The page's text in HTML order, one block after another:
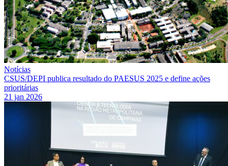
Notícias
CSUS/DEPI publica resultado do PAESUS 2025 e define ações
prioritárias
21 jan 2026